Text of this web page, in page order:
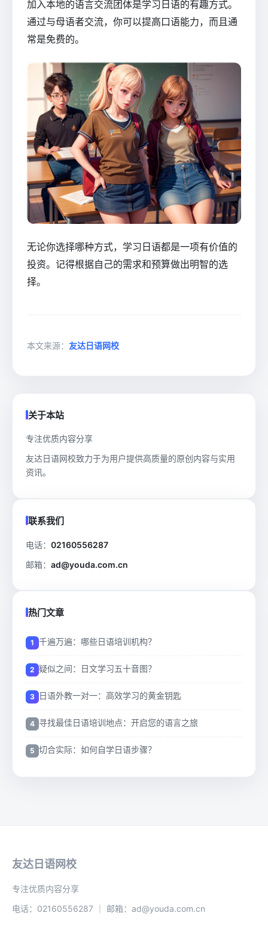
加入本地的语言交流团体是学习日语的有趣方式。
通过与母语者交流，你可以提高口语能力，而且通
常是免费的。
无论你选择哪种方式，学习日语都是一项有价值的
投资。记得根据自己的需求和预算做出明智的选
择。
本文来源： 友达日语网校
关于本站
专注优质内容分享
友达日语网校致力于为用户提供高质量的原创内容与实用
资讯。
联系我们
电话： 02160556287
邮箱： ad@youda.com.cn
热门文章
千遍万遍：哪些日语培训机构？
疑似之间：日文学习五十音图？
日语外教一对一：高效学习的黄金钥匙
寻找最佳日语培训地点：开启您的语言之旅
切合实际：如何自学日语步骤？
友达日语网校
专注优质内容分享
电话：02160556287 ｜ 邮箱：ad@youda.com.cn